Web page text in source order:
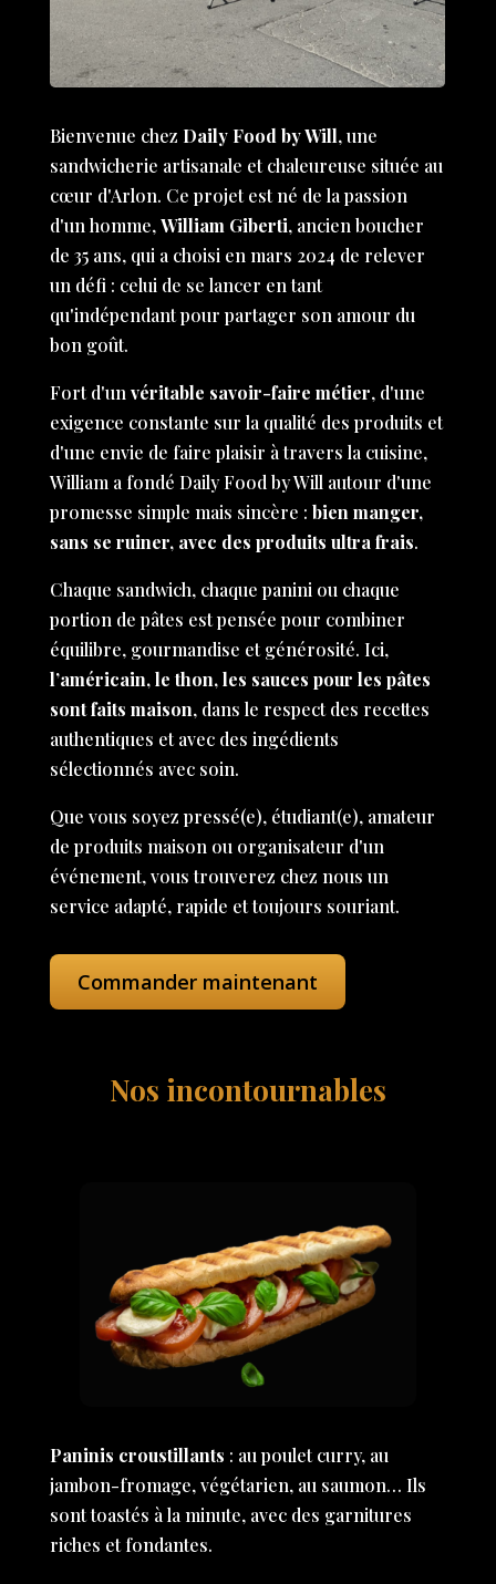
Bienvenue chez Daily Food by Will, une
sandwicherie artisanale et chaleureuse située au
cœur d'Arlon. Ce projet est né de la passion
d'un homme,William Giberti, ancien boucher
de 35 ans, qui a choisi en mars 2024 de relever
un défi : celui de se lancer en tant
qu'indépendant pour partager son amour du
bon goût.
Fort d'unvéritable savoir-faire métier, d'une
exigence constante sur la qualité des produits et
d'une envie de faire plaisir à travers la cuisine,
William a fondé Daily Food by Will autour d'une
promesse simple mais sincère : bien manger,
sans se ruiner, avec des produits ultra frais.
Chaque sandwich, chaque panini ou chaque
portion de pâtes est pensée pour combiner
équilibre, gourmandise et générosité. Ici,
l’américain, le thon, les sauces pour les pâtes
sont faits maison, dans le respect des recettes
authentiques et avec des ingédients
sélectionnés avec soin.
Que vous soyez pressé(e), étudiant(e), amateur
de produits maison ou organisateur d'un
événement, vous trouverez chez nous un
service adapté, rapide et toujours souriant.
Commander maintenant
Nos incontournables
Paninis croustillants : au poulet curry, au
jambon-fromage, végétarien, au saumon… Ils
sont toastés à la minute, avec des garnitures
riches et fondantes.